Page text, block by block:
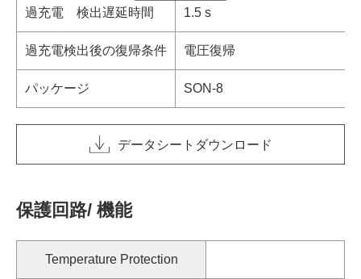
過充電 検出遅延時間 1.5 s
過充電検出後の復帰条件 電圧復帰
パッケージ SON-8
データシートダウンロード
保護回路/ 機能
Temperature Protection